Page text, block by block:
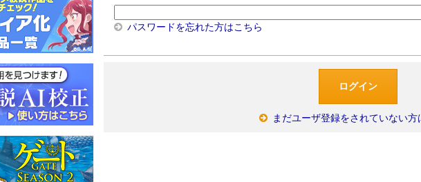
パスワードを忘れた方はこちら
まだユーザ登録をされていない方